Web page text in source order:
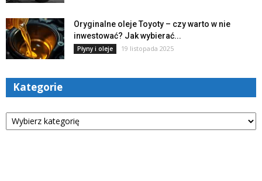
Oryginalne oleje Toyoty – czy warto w nie
inwestować? Jak wybierać...
Płyny i oleje 19 listopada 2025
Kategorie
Kategorie